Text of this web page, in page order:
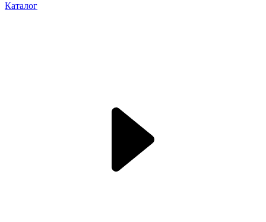
Каталог